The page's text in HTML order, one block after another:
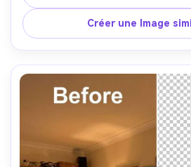
robe infaussées- -
Créer une Image